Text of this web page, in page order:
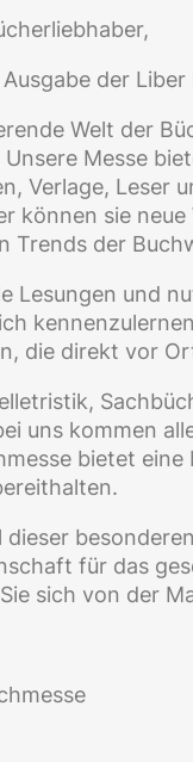
der Liber
Welt der
Messe
Verlage, Leser
können sie
Trends der
Lesungen und
die direkt vor
uns kommen
bietet
für das
sich von der